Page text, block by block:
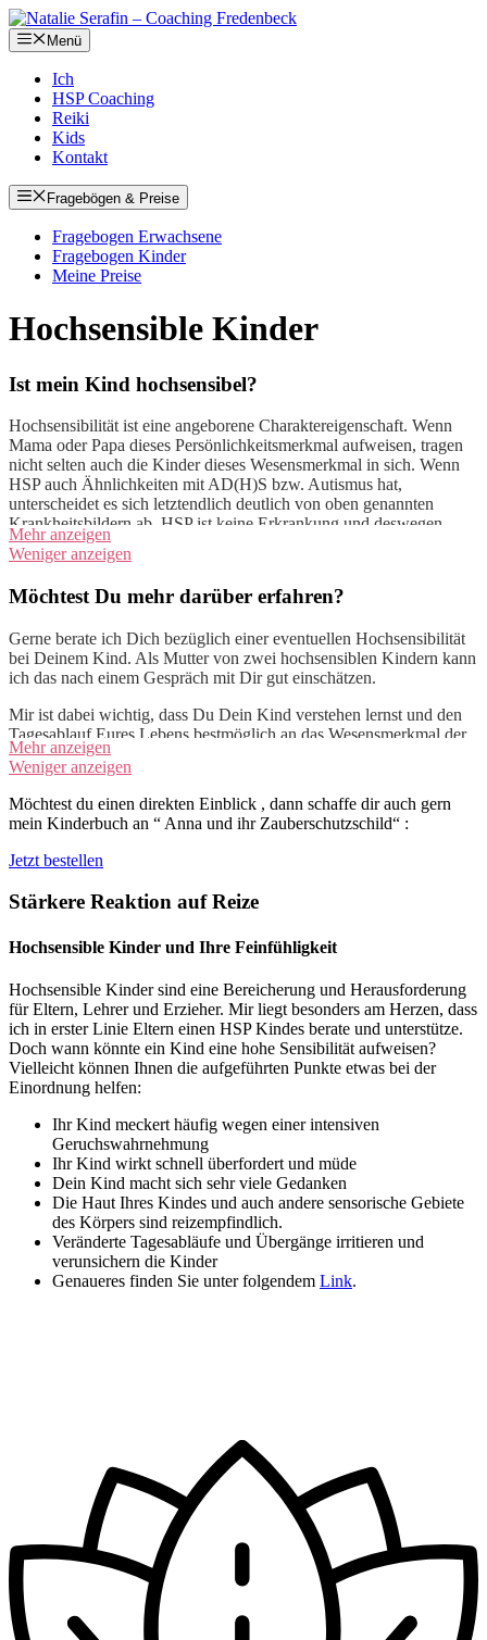
Zum
Inhalt
springen
Menü
Ich
HSP Coaching
Reiki
Kids
Kontakt
Fragebögen & Preise
Fragebogen Erwachsene
Fragebogen Kinder
Meine Preise
Hochsensible Kinder
Ist mein Kind hochsensibel?
Hochsensibilität ist eine angeborene Charaktereigenschaft. Wenn
Mama oder Papa dieses Persönlichkeitsmerkmal aufweisen, tragen
nicht selten auch die Kinder dieses Wesensmerkmal in sich. Wenn
HSP auch Ähnlichkeiten mit AD(H)S bzw. Autismus hat,
unterscheidet es sich letztendlich deutlich von oben genannten
Krankheitsbildern ab. HSP ist keine Erkrankung und deswegen
deutlich abgrenzbar von oben genannten Krankheitsbildern.
von Hochsensibilität. Sie nehmen lediglich „Besonderheiten“ an
sich und wissen nicht recht, wie sie mit der Empfindlichkeit, bzw.
mit einer ausgeprägten Reizempfindlichkeit umgehen sollten. Elaine
Aron ist die Pionieren auf diesem Gebiet. Wer mehr über sie
Buch geschrieben zum Thema:Das hochsensible Kind.
Mehr anzeigen
Weniger anzeigen
Möchtest Du mehr darüber erfahren?
Gerne berate ich Dich bezüglich einer eventuellen Hochsensibilität
bei Deinem Kind. Als Mutter von zwei hochsensiblen Kindern kann
ich das nach einem Gespräch mit Dir gut einschätzen.
Mir ist dabei wichtig, dass Du Dein Kind verstehen lernst und den
Tagesablauf Eures Lebens bestmöglich an das Wesensmerkmal der
Sensibilität anpassen kannst. Dein Kind hat eine ausgeprägte
Wahrnehmung
Mehr anzeigen
Weniger anzeigen
Möchtest du einen direkten Einblick , dann schaffe dir auch gern
mein Kinderbuch an “ Anna und ihr Zauberschutzschild“ :
Jetzt bestellen
Stärkere Reaktion auf Reize
Hochsensible Kinder und Ihre Feinfühligkeit
Hochsensible Kinder sind eine Bereicherung und Herausforderung
für Eltern, Lehrer und Erzieher. Mir liegt besonders am Herzen, dass
ich in erster Linie Eltern einen HSP Kindes berate und unterstütze.
Doch wann könnte ein Kind eine hohe Sensibilität aufweisen?
Vielleicht können Ihnen die aufgeführten Punkte etwas bei der
Einordnung helfen:
Ihr Kind meckert häufig wegen einer intensiven
Geruchswahrnehmung
Ihr Kind wirkt schnell überfordert und müde
Dein Kind macht sich sehr viele Gedanken
Die Haut Ihres Kindes und auch andere sensorische Gebiete
des Körpers sind reizempfindlich.
Veränderte Tagesabläufe und Übergänge irritieren und
verunsichern die Kinder
Genaueres finden Sie unter folgendem Link.